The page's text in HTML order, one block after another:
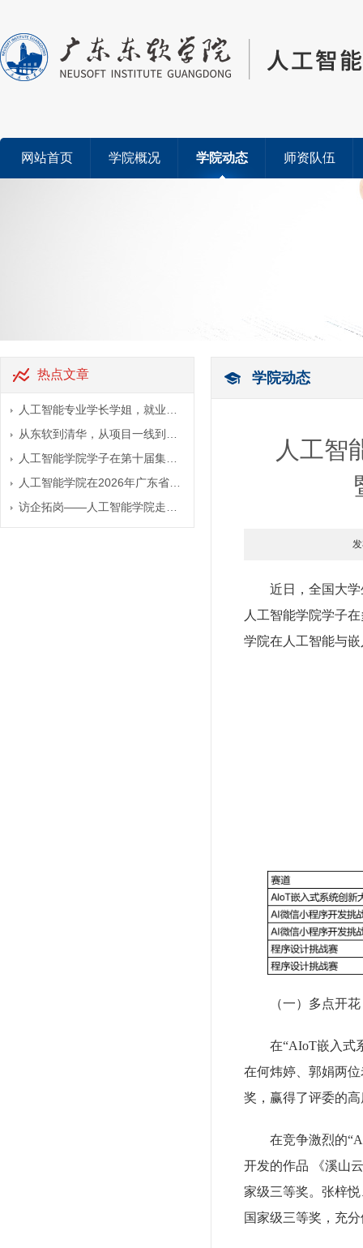
网站首页 学院概况 学院动态 师资队伍
热点文章
人工智能专业学长学姐，就业…
从东软到清华，从项目一线到…
人工智能学院学子在第十届集…
人工智能学院在2026年广东省…
访企拓岗——人工智能学院走…
学院动态
人工智
近日，全国大
人工智能学院学子
学院在人工智能与
（一）多点开
在“AIoT嵌入式
在何炜婷、郭娟两
奖，赢得了评委的
在竞争激烈的
开发的作品 《溪山
家级三等奖。张梓
国家级三等奖，充